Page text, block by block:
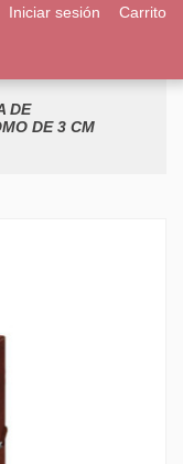
Iniciar sesión Carrito
DE
DE 3 CM